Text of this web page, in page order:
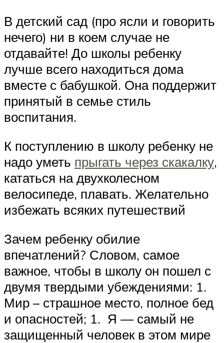
В детский сад (про ясли и говорить
нечего) ни в коем случае не
отдавайте! До школы ребенку
лучше всего находиться дома
вместе с бабушкой. Она поддержит
принятый в семье стиль
воспитания.
К поступлению в школу ребенку не
надо уметь прыгать через скакалку,
кататься на двухколесном
велосипеде, плавать. Желательно
избежать всяких путешествий
Зачем ребенку обилие
впечатлений? Словом, самое
важное, чтобы в школу он пошел с
двумя твердыми убеждениями: 1.
Мир – страшное место, полное бед
и опасностей; 1. Я — самый не
защищенный человек в этом мире